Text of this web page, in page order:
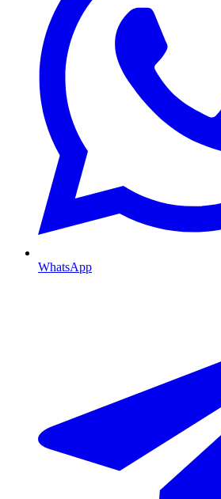
WhatsApp